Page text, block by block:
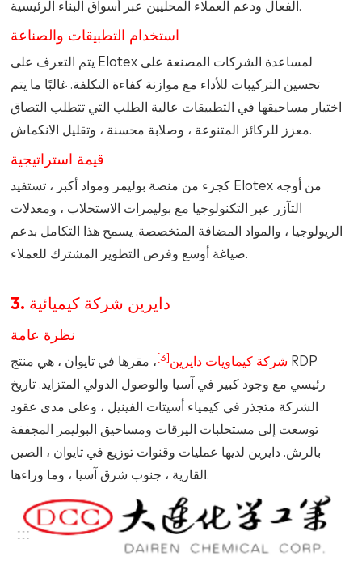
الفعال ودعم العملاء المحليين عبر أسواق البناء الرئيسية.
استخدام التطبيقات والصناعة
يتم التعرف على Elotex لمساعدة الشركات المصنعة على
تحسين التركيبات للأداء مع موازنة كفاءة التكلفة. غالبًا ما يتم
اختيار مساحيقها في التطبيقات عالية الطلب التي تتطلب التصاق
معزز للركائز المتنوعة ، وصلابة محسنة ، وتقليل الانكماش.
قيمة استراتيجية
كجزء من منصة بوليمر ومواد أكبر ، تستفيد Elotex من أوجه
التآزر عبر التكنولوجيا مع بوليمرات الاستحلاب ، ومعدلات
الريولوجيا ، والمواد المضافة المتخصصة. يسمح هذا التكامل بدعم
صياغة أوسع وفرص التطوير المشترك للعملاء.
3. دايرين شركة كيميائية
نظرة عامة
شركة كيماويات دايرين[3]
، مقرها في تايوان ، هي منتج RDP
رئيسي مع وجود كبير في آسيا والوصول الدولي المتزايد. تاريخ
الشركة متجذر في كيمياء أسيتات الفينيل ، وعلى مدى عقود
توسعت إلى مستحلبات اليرقات ومساحيق البوليمر المجففة
بالرش. دايرين لديها عمليات وقنوات توزيع في تايوان ، الصين
القارية ، جنوب شرق آسيا ، وما وراءها.